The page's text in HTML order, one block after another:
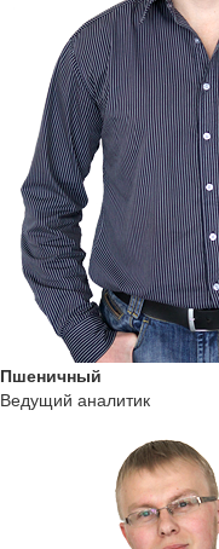
Пшеничный
Ведущий аналитик